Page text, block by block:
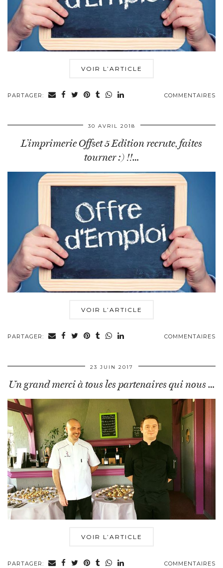
VOIR L’ARTICLE
PARTAGER: COMMENTAIRES
30 AVRIL 2018
L’imprimerie Offset 5 Edition recrute, faites
tourner :) !!…
VOIR L’ARTICLE
PARTAGER: COMMENTAIRES
23 JUIN 2017
Un grand merci à tous les partenaires qui nous …
VOIR L’ARTICLE
PARTAGER: COMMENTAIRES